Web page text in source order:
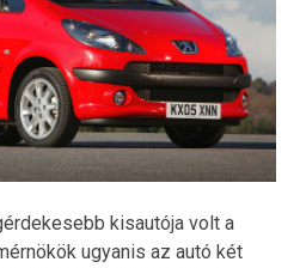
kisautója volt a
ugyanis az autó két